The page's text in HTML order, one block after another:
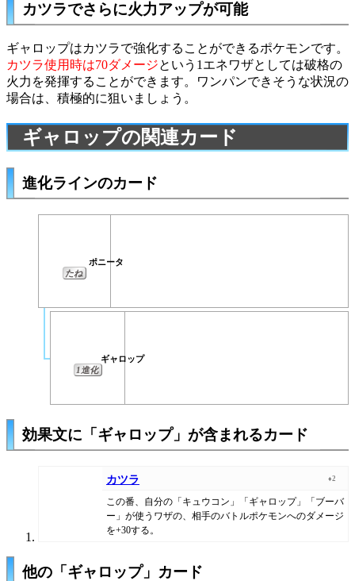
カツラでさらに火力アップが可能
ギャロップはカツラで強化することができるポケモンです。
カツラ使用時は70ダメージという1エネワザとしては破格の
火力を発揮することができます。ワンパンできそうな状況の
場合は、積極的に狙いましょう。
ギャロップの関連カード
進化ラインのカード
ポニータ
たね
ギャロップ
1進化
効果文に「ギャロップ」が含まれるカード
カツラ ♦2
この番、自分の「キュウコン」「ギャロップ」「ブーバ
ー」が使うワザの、相手のバトルポケモンへのダメージ
を+30する。
他の「ギャロップ」カード